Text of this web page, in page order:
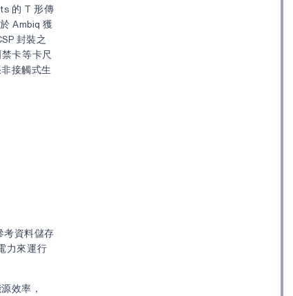
的 T 形傳
Ambiq 獲
封裝之
卡等卡尺
接觸式生
考資料儲存
力來運行
效率，